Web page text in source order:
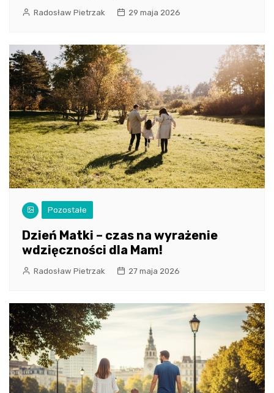
Radosław Pietrzak 29 maja 2026
Pozostałe
Dzień Matki – czas na wyrażenie
wdzięczności dla Mam!
Radosław Pietrzak 27 maja 2026